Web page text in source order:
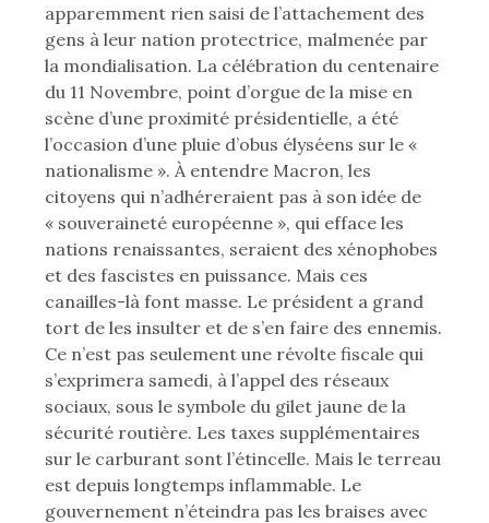
apparemment rien saisi de l’attachement des
gens à leur nation protectrice, malmenée par
la mondialisation. La célébration du centenaire
du 11 Novembre, point d’orgue de la mise en
scène d’une proximité présidentielle, a été
l’occasion d’une pluie d’obus élyséens sur le «
nationalisme ». À entendre Macron, les
citoyens qui n’adhéreraient pas à son idée de
« souveraineté européenne », qui efface les
nations renaissantes, seraient des xénophobes
et des fascistes en puissance. Mais ces
canailles-là font masse. Le président a grand
tort de les insulter et de s’en faire des ennemis.
Ce n’est pas seulement une révolte fiscale qui
s’exprimera samedi, à l’appel des réseaux
sociaux, sous le symbole du gilet jaune de la
sécurité routière. Les taxes supplémentaires
sur le carburant sont l’étincelle. Mais le terreau
est depuis longtemps inflammable. Le
gouvernement n’éteindra pas les braises avec